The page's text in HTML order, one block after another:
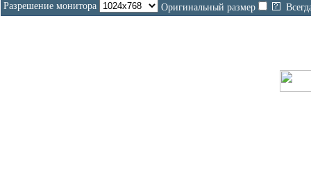
Разрешение монитора Оригинальный размер